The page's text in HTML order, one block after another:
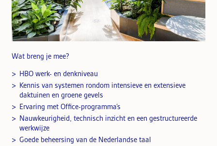
Wat breng je mee?
HBO werk- en denkniveau
Kennis van systemen rondom intensieve en extensieve
daktuinen en groene gevels
Ervaring met Office-programma’s
Nauwkeurigheid, technisch inzicht en een gestructureerde
werkwijze
Goede beheersing van de Nederlandse taal